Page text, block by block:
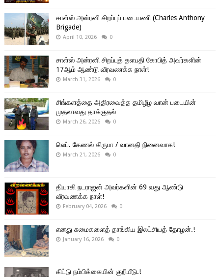
சாள்ஸ் அன்ரனி சிறப்புப் படையணி (Charles Anthony
Brigade)
April 10, 2026 0
சாள்ஸ் அன்ரனி சிறப்புத் தளபதி கோபித் அவர்களின்
17ஆம் ஆண்டு வீரவணக்க நாள்!
March 31, 2026 0
சிங்களத்தை அதிரவைத்த தமிழீழ வான் படையின்
முதலாவது தாக்குதல்
March 26, 2026 0
லெப். கேணல் கிருபா / வானதி நினைவாக!
March 21, 2026 0
தியாகி நடராஜன் அவர்களின் 69 வது ஆண்டு
வீரவணக்க நாள்!
February 04, 2026 0
எனது சுமைகளைத் தாங்கிய இலட்சியத் தோழன்.!
January 16, 2026 0
கிட்டு நம்பிக்கையின் குறியீடு.!